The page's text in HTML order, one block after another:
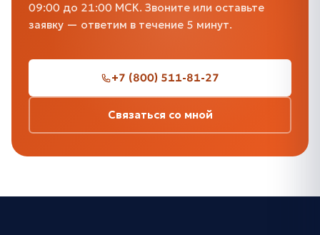
09:00 до 21:00 МСК. Звоните или оставьте
заявку — ответим в течение 5 минут.
+7 (800) 511-81-27
Связаться со мной